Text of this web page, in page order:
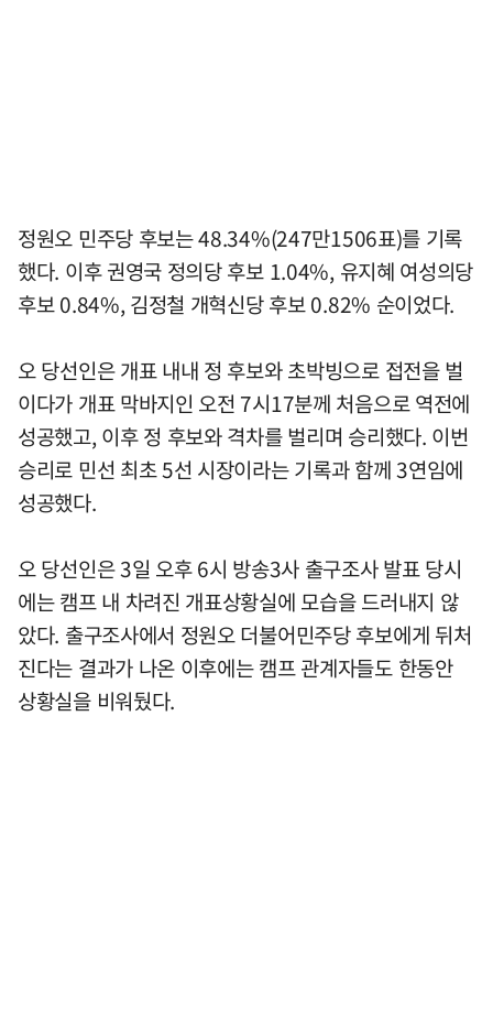
정원오 민주당 후보는 48.34%(247만1506표)를 기록
했다. 이후 권영국 정의당 후보 1.04%, 유지혜 여성의당
후보 0.84%, 김정철 개혁신당 후보 0.82% 순이었다.
오 당선인은 개표 내내 정 후보와 초박빙으로 접전을 벌
이다가 개표 막바지인 오전 7시17분께 처음으로 역전에
성공했고, 이후 정 후보와 격차를 벌리며 승리했다. 이번
승리로 민선 최초 5선 시장이라는 기록과 함께 3연임에
성공했다.
오 당선인은 3일 오후 6시 방송3사 출구조사 발표 당시
에는 캠프 내 차려진 개표상황실에 모습을 드러내지 않
았다. 출구조사에서 정원오 더불어민주당 후보에게 뒤처
진다는 결과가 나온 이후에는 캠프 관계자들도 한동안
상황실을 비워뒀다.